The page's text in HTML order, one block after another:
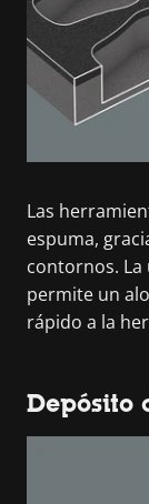
Las
espuma,
contornos.
permite un
rápido a la
Depósito